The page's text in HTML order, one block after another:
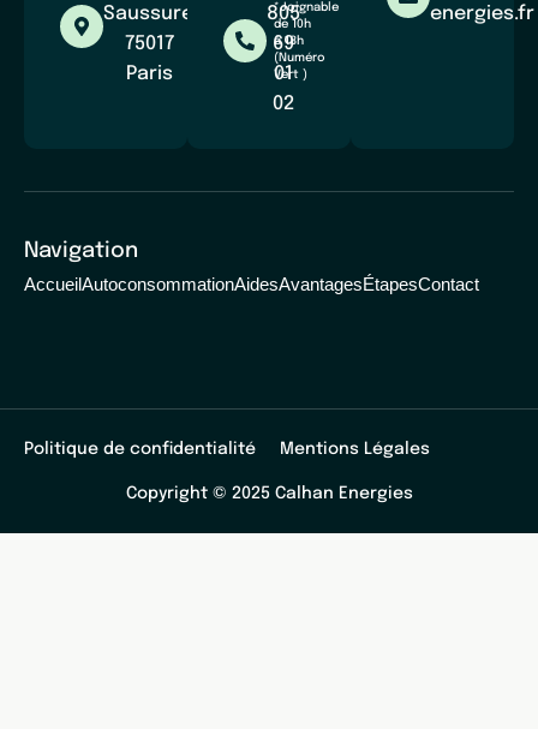
Saussure,
75017
Paris
805
69
01
02
*Joignable
de 10h
à 18h
(Numéro
Vert )
energies.fr
Navigation
AccueilAutoconsommationAidesAvantagesÉtapesContact
Copyright © 2025 Calhan Energies
Politique de confidentialité Mentions Légales